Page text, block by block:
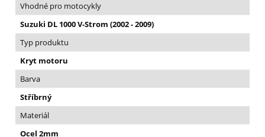
Vhodné pro motocykly
Suzuki DL 1000 V-Strom (2002 - 2009)
Typ produktu
Kryt motoru
Barva
Stříbrný
Materiál
Ocel 2mm